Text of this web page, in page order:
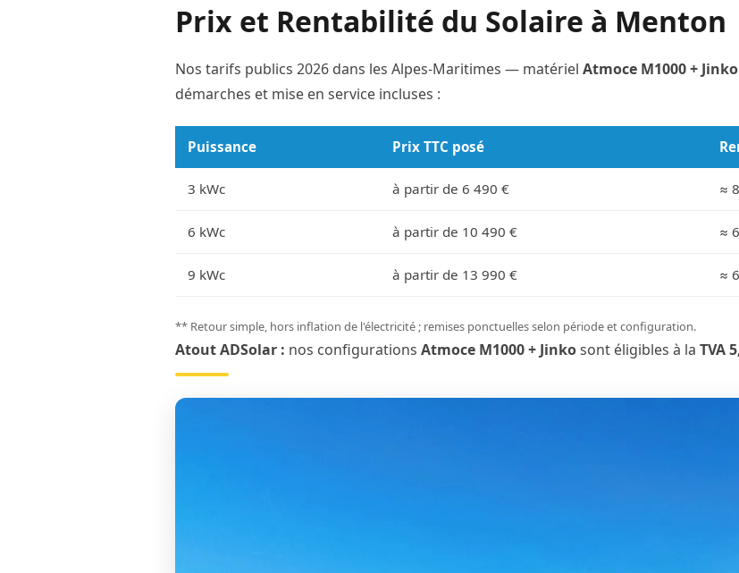
Prix et Rentabilité du Solaire à Menton
Nos tarifs publics 2026 dans les Alpes-Maritimes — matériel Atmoce M1000 +
démarches et mise en service incluses :
Puissance Prix TTC posé
3 kWc à partir de 6 490 € ≈
6 kWc à partir de 10 490 € ≈
9 kWc à partir de 13 990 € ≈
** Retour simple, hors inflation de l'électricité ; remises ponctuelles selon période et configuration.
Atout ADSolar : nos configurations Atmoce M1000 + Jinkosont éligibles à la TVA